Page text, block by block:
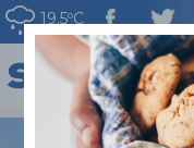
19.5ºC